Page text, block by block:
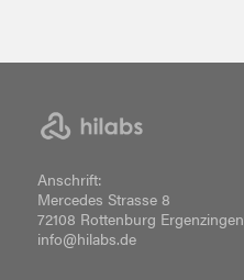
Anschrift:
Mercedes Strasse 8
72108 Rottenburg Ergenzingen
info@hilabs.de